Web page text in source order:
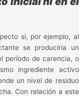
si, por ejemplo, al
se produciría un
período de carencia, o
ingrediente activo
un nivel de residuo
Con relación a este